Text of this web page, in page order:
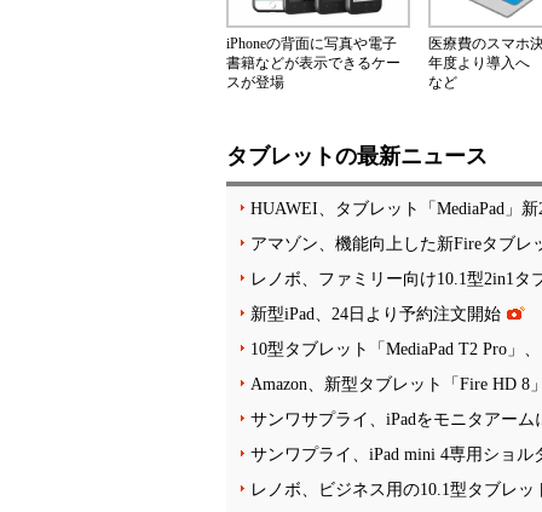
iPhoneの背面に写真や電子
書籍などが表示できるケー
スが登場
医療費のスマホ
年度より導入へ
など
タブレットの最新ニュース
HUAWEI、タブレット「MediaPad」
アマゾン、機能向上した新Fireタブレ
レノボ、ファミリー向け10.1型2in1タ
新型iPad、24日より予約注文開始
10型タブレット「MediaPad T2 Pro」
Amazon、新型タブレット「Fire HD
サンワサプライ、iPadをモニタアー
サンワプライ、iPad mini 4専用ショル
レノボ、ビジネス用の10.1型タブレッ